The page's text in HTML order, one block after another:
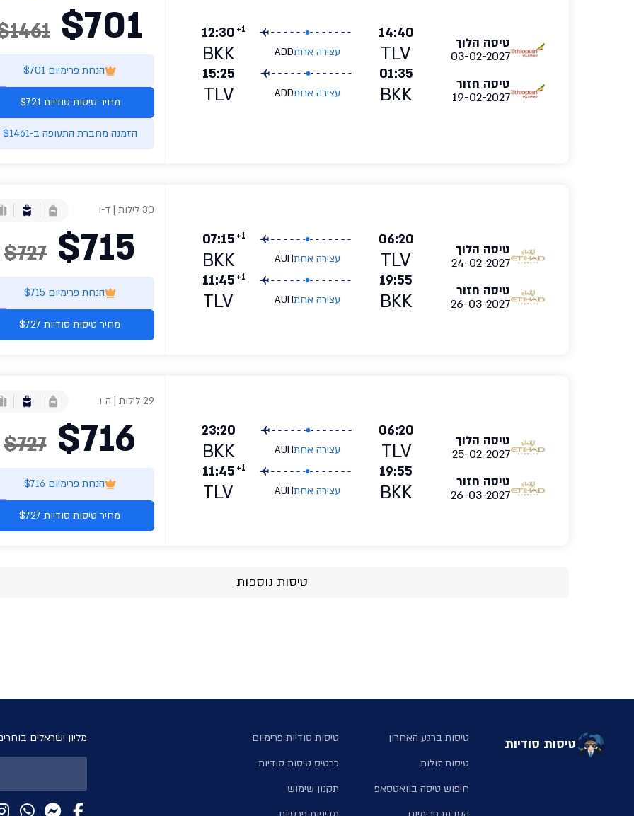
טיסה הלוך
03-02-2027
14:40
TLV עצירה אחתADD
12:30 +1
BKK
טיסה חזור
19-02-2027
01:35
BKK עצירה אחתADD
15:25
TLV
$701
הנחת פרימיום $701
מחיר טיסות סודיות $721
הזמנה מחברת התעופה ב-$1461
טיסה הלוך
24-02-2027
06:20
TLV עצירה אחתAUH
07:15 +1
BKK
טיסה חזור
26-03-2027
19:55
BKK עצירה אחתAUH
11:45 +1
TLV
$715
$727
30 לילות | ד-ו
הנחת פרימיום $715
מחיר טיסות סודיות $727
טיסה הלוך
25-02-2027
06:20
TLV עצירה אחתAUH
23:20
BKK
טיסה חזור
26-03-2027
19:55
BKK עצירה אחתAUH
11:45 +1
TLV
$716
$727
29 לילות | ה-ו
הנחת פרימיום $716
מחיר טיסות סודיות $727
טיסות נוספות
טיסות סודיות
טיסות ברגע האחרון
טיסות זולות
חיפוש טיסה בוואטסאפ
טיסות סודיות פרימיום
כרטיס טיסות סודיות
תקנון שימוש
מליון ישראלים